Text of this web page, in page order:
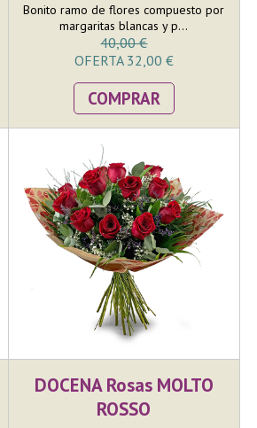
Bonito ramo de flores compuesto por
margaritas blancas y p...
40,00 €
OFERTA 32,00 €
COMPRAR
DOCENA Rosas MOLTO
ROSSO